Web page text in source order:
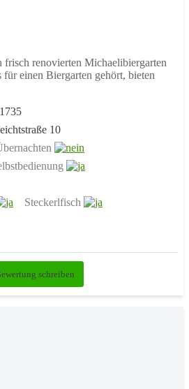
frisch renovierten Michaelibiergarten
für einen Biergarten gehört, bieten
10
Steckerlfisch
schreiben